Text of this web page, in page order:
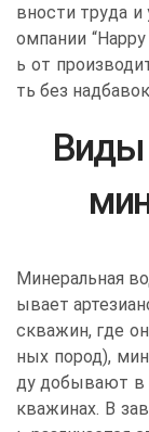
вности труда
омпании
ь от
ть без
Виды
Минеральная
ывает
скважин, где
ных пород),
ду добывают в
кважинах. В